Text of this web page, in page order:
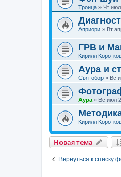
Троица » Чт
Априори » Вт
ГРВ и
Кирилл
Аура и
Святобор » Вс
Аура » Вс июл
Кирилл
Новая тема
Вернуться к списку